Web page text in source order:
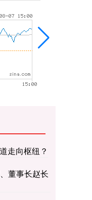
走向枢纽？
董事长赵长